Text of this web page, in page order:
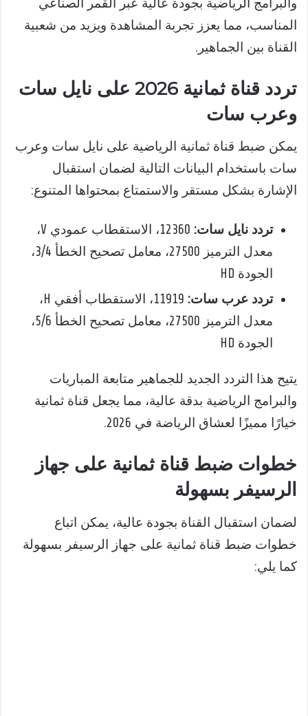
والبرامج الرياضية بجودة عالية عبر القمر الصناعي
المناسب، مما يعزز تجربة المشاهدة ويزيد من شعبية
القناة بين الجماهير.
تردد قناة ثمانية 2026 على نايل سات
وعرب سات
يمكن ضبط قناة ثمانية الرياضية على نايل سات وعرب
سات باستخدام البيانات التالية لضمان استقبال
الإشارة بشكل مستقر والاستمتاع بمحتواها المتنوع:
تردد نايل سات:
12360، الاستقطاب عمودي V،
معدل الترميز 27500، معامل تصحيح الخطأ 3/4،
الجودة HD
تردد عرب سات:
11919، الاستقطاب أفقي H،
معدل الترميز 27500، معامل تصحيح الخطأ 5/6،
الجودة HD
يتيح هذا التردد الجديد للجماهير متابعة المباريات
والبرامج الرياضية بدقة عالية، مما يجعل قناة ثمانية
خيارًا مميزًا لعشاق الرياضة في 2026.
خطوات ضبط قناة ثمانية على جهاز
الرسيفر بسهولة
لضمان استقبال القناة بجودة عالية، يمكن اتباع
خطوات ضبط قناة ثمانية على جهاز الرسيفر بسهولة
كما يلي: